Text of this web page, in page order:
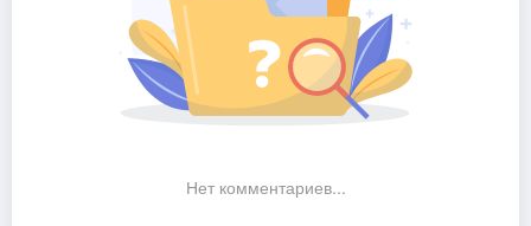
Нет комментариев...